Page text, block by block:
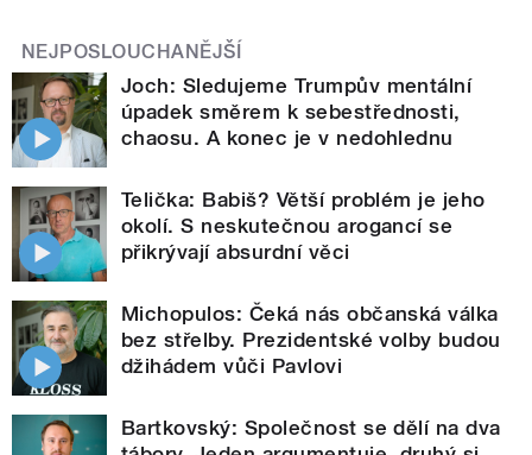
NEJPOSLOUCHANĚJŠÍ
Joch: Sledujeme Trumpův mentální
úpadek směrem k sebestřednosti,
chaosu. A konec je v nedohlednu
Telička: Babiš? Větší problém je jeho
okolí. S neskutečnou arogancí se
přikrývají absurdní věci
Michopulos: Čeká nás občanská válka
bez střelby. Prezidentské volby budou
džihádem vůči Pavlovi
Bartkovský: Společnost se dělí na dva